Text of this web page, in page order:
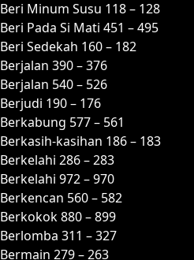
Beri Minum Susu 118 – 128
Beri Pada Si Mati 451 – 495
Beri Sedekah 160 – 182
Berjalan 390 – 376
Berjalan 540 – 526
Berjudi 190 – 176
Berkabung 577 – 561
Berkasih-kasihan 186 – 183
Berkelahi 286 – 283
Berkelahi 972 – 970
Berkencan 560 – 582
Berkokok 880 – 899
Berlomba 311 – 327
Bermain 279 – 263